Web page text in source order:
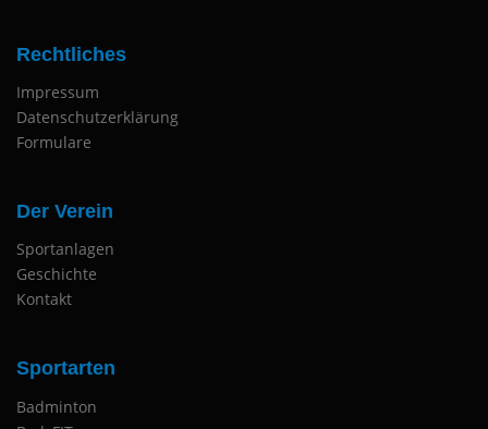
Rechtliches
Impressum
Datenschutzerklärung
Formulare
Der Verein
Sportanlagen
Geschichte
Kontakt
Sportarten
Badminton